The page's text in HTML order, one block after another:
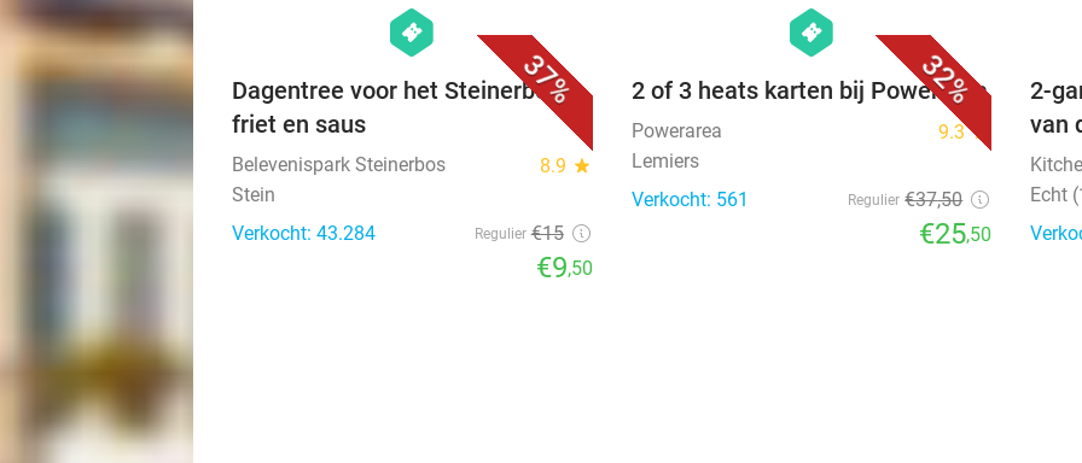
37%
hexagon
events
Dagentree voor het Steinerbos +
friet en saus
Belevenispark Steinerbos 8.9 star
Stein
Verkocht: 43.284
Regulier €15
€9,50
32%
hexagon
events
2 of 3 heats karten bij Powerarea
Powerarea 9.3star
Lemiers
Verkocht: 561
Regulier €37,50
€25,50
2-
van
Echt